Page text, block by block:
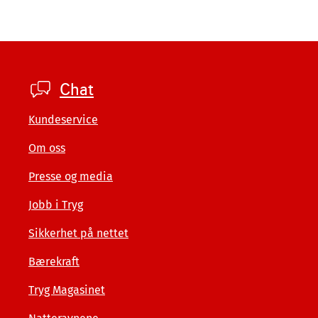
Footer
private
Chat
Kundeservice
Om oss
Presse og media
Jobb i Tryg
Sikkerhet på nettet
Bærekraft
Tryg Magasinet